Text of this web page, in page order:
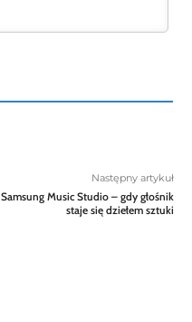
Następny artykuł
Samsung Music Studio – gdy głośnik
staje się dziełem sztuki